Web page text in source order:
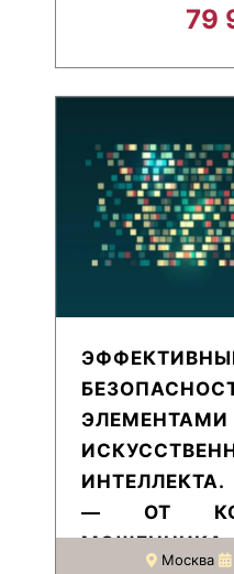
79
ЭЛЕМЕНТАМИ
— ОТ
Москва